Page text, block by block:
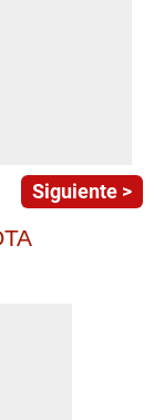
Siguiente >